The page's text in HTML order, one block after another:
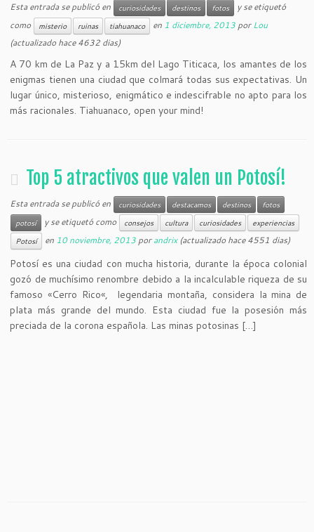
Esta entrada se publicó en curiosidades destinos fotos
y se etiquetó
como
misterio ruinas tiahuanaco en 1 diciembre, 2013 porLou
(actualizado hace 4632 dias)
A 70 km de La Paz y a 15km del Lago Titicaca, los amantes de los
enigmas tienen una ciudad que colmará todas sus expectativas. Un
lugar único, misterioso, enigmático e indescifrable no apto para los
más racionales. Tiahuanaco, open your mind!
Top 5 atractivos que valen un Potosí!
Esta entrada se publicó en curiosidades destacamos destinos
fotos
potosí
y se etiquetó como consejos cultura curiosidades
experiencias
Potosí
en 10 noviembre, 2013 porandrix(actualizado hace 4551 dias)
Potosí es una ciudad con mucha historia, durante la época colonial
gozó de muchísimo renombre debido a la incalculable riqueza de su
famoso «Cerro Rico«, legendaria montaña, considera la mina de
plata más grande del mundo. Esta ciudad fue la posesión más
preciada de la corona española. Las minas potosinas […]